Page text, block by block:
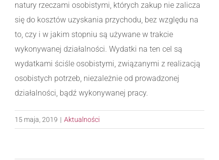
natury rzeczami osobistymi, których zakup nie zalicza
się do kosztów uzyskania przychodu, bez względu na
to, czy i w jakim stopniu są używane w trakcie
wykonywanej działalności. Wydatki na ten cel są
wydatkami ściśle osobistymi, związanymi z realizacją
osobistych potrzeb, niezależnie od prowadzonej
działalności, bądź wykonywanej pracy.
15 maja, 2019 | Aktualności